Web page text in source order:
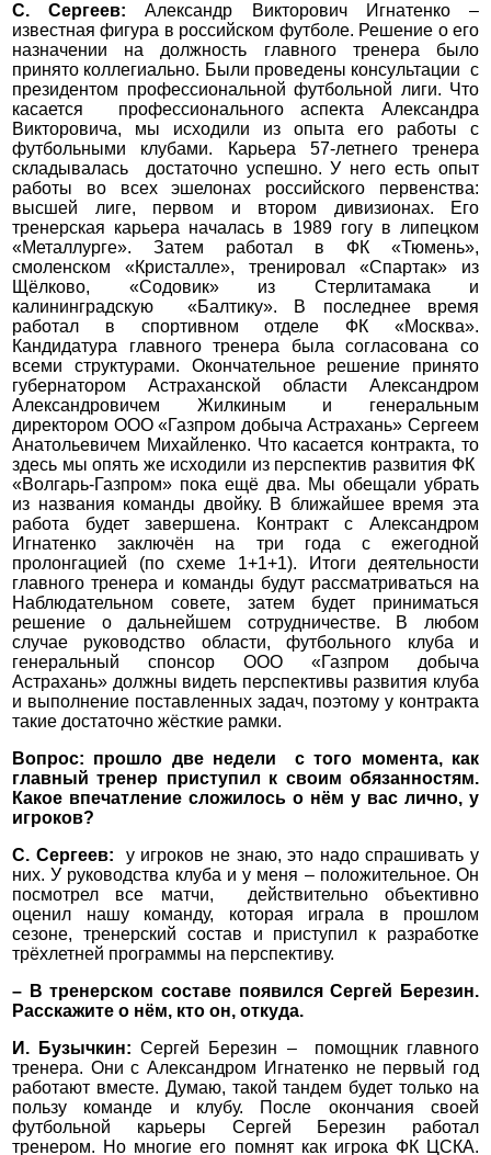
С. Сергеев: Александр Викторович Игнатенко –
известная фигура в российском футболе. Решение о его
назначении на должность главного тренера было
принято коллегиально. Были проведены консультации с
президентом профессиональной футбольной лиги. Что
касается профессионального аспекта Александра
Викторовича, мы исходили из опыта его работы с
футбольными клубами. Карьера 57-летнего тренера
складывалась достаточно успешно. У него есть опыт
работы во всех эшелонах российского первенства:
высшей лиге, первом и втором дивизионах. Его
тренерская карьера началась в 1989 гогу в липецком
«Металлурге». Затем работал в ФК «Тюмень»,
смоленском «Кристалле», тренировал «Спартак» из
Щёлково, «Содовик» из Стерлитамака и
калининградскую «Балтику». В последнее время
работал в спортивном отделе ФК «Москва».
Кандидатура главного тренера была согласована со
всеми структурами. Окончательное решение принято
губернатором Астраханской области Александром
Александровичем Жилкиным и генеральным
директором ООО «Газпром добыча Астрахань» Сергеем
Анатольевичем Михайленко. Что касается контракта, то
здесь мы опять же исходили из перспектив развития ФК
«Волгарь-Газпром» пока ещё два. Мы обещали убрать
из названия команды двойку. В ближайшее время эта
работа будет завершена. Контракт с Александром
Игнатенко заключён на три года с ежегодной
пролонгацией (по схеме 1+1+1). Итоги деятельности
главного тренера и команды будут рассматриваться на
Наблюдательном совете, затем будет приниматься
решение о дальнейшем сотрудничестве. В любом
случае руководство области, футбольного клуба и
генеральный спонсор ООО «Газпром добыча
Астрахань» должны видеть перспективы развития клуба
и выполнение поставленных задач, поэтому у контракта
такие достаточно жёсткие рамки.
Вопрос: прошло две недели с того момента, как
главный тренер приступил к своим обязанностям.
Какое впечатление сложилось о нём у вас лично, у
игроков?
С. Сергеев: у игроков не знаю, это надо спрашивать у
них. У руководства клуба и у меня – положительное. Он
посмотрел все матчи, действительно объективно
оценил нашу команду, которая играла в прошлом
сезоне, тренерский состав и приступил к разработке
трёхлетней программы на перспективу.
– В тренерском составе появился Сергей Березин.
Расскажите о нём, кто он, откуда.
И. Бузычкин: Сергей Березин – помощник главного
тренера. Они с Александром Игнатенко не первый год
работают вместе. Думаю, такой тандем будет только на
пользу команде и клубу. После окончания своей
футбольной карьеры Сергей Березин работал
тренером. Но многие его помнят как игрока ФК ЦСКА.